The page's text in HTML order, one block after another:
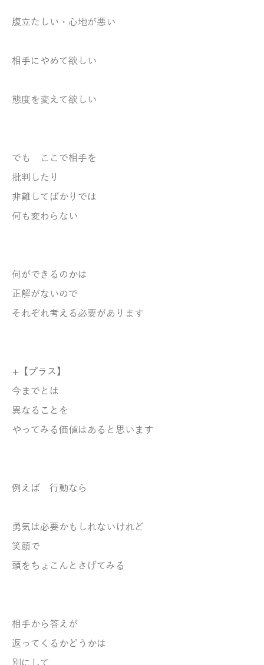
腹立たしい・心地が悪い
相手にやめて欲しい
態度を変えて欲しい
でも ここで相手を
批判したり
非難してばかりでは
何も変わらない
何ができるのかは
正解がないので
それぞれ考える必要があります
+【プラス】
今までとは
異なることを
やってみる価値はあると思います
例えば 行動なら
勇気は必要かもしれないけれど
笑顔で
頭をちょこんとさげてみる
相手から答えが
返ってくるかどうかは